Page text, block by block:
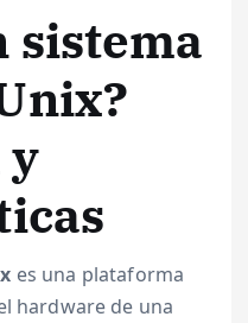
sistema
es una plataforma
hardware de una